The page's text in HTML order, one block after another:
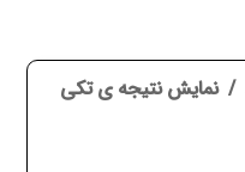
نمایش نتیجه ی تکی